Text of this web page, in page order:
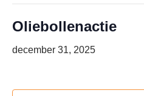
Oliebollenactie
december 31, 2025